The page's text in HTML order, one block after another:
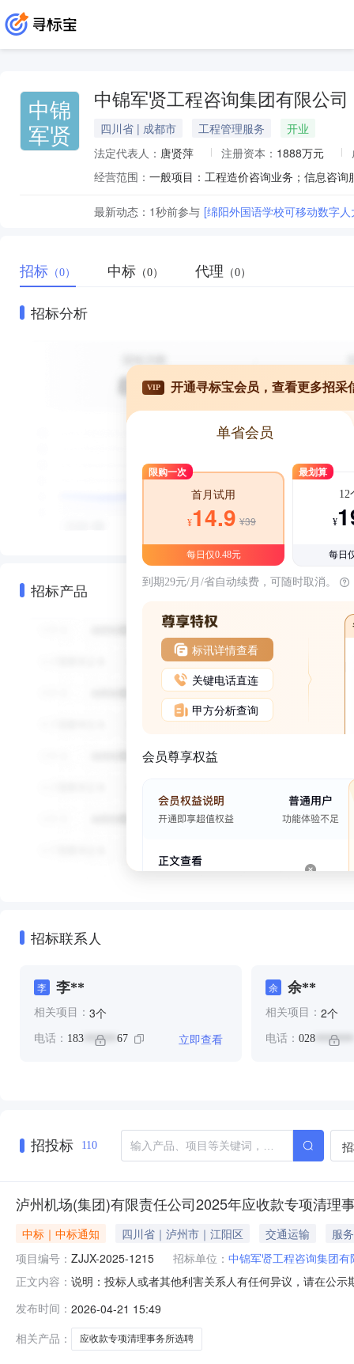
中锦
军贤
中锦军贤工程咨询集团有限公司
四川省 | 成都市 工程管理服务
开业
法定代表人： 唐贤萍 注册资本： 1888万元
经营范围：
最新动态： 1秒前参与 [绵阳外国语学校可移动数字
招标 （0） 中标 （0） 代理 （0）
招标分析
招标产品
VIP 开通寻标宝会员，查看更多招采
单省会员
限购一次
首月试用
¥14.9 ¥39
每日仅0.48元
最划算
12
¥
每日
到期29元/月/省自动续费，可随时取消。
标讯详情查看
关键电话直连
甲方分析查询
会员尊享权益
招标联系人
李 李**
相关项目： 3个
电话： 183 ****** 67 立即查看
余 余**
相关项目： 2个
电话： 028*******
招投标 110
泸州机场(集团)有限责任公司2025年应收款专项清理
中标｜中标通知 四川省｜泸州市｜江阳区 交通运输
服务
项目编号： ZJJX-2025-1215 招标单位： 中锦军贤工程咨询集团有
正文内容： 说明：投标人或者其他利害关系人有任何异议，请在公
机场（集团）有限责任公司2025年应收款专项清理事务
发布时间： 2026-04-21 15:49
相关产品：
应收款专项清理事务所选聘